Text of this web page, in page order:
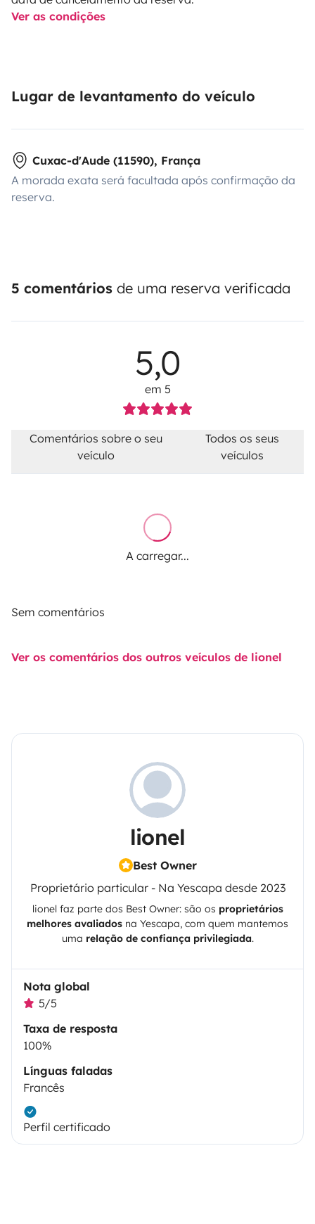
Ver as condições
Lugar de levantamento do veículo
Cuxac-d'Aude (11590), França
A morada exata será facultada após confirmação da
reserva.
5 comentários de uma reserva verificada
5,0
em 5
Comentários sobre o seu
veículo
Todos os seus
veículos
A carregar...
Sem comentários
Ver os comentários dos outros veículos de lionel
lionel
Best Owner
Proprietário particular - Na Yescapa desde 2023
lionelfaz parte dos Best Owner: são os proprietários
melhores avaliados na Yescapa, com quem mantemos
uma relação de confiança privilegiada.
Nota global
5/5
Taxa de resposta
100%
Línguas faladas
Francês
Perfil certificado